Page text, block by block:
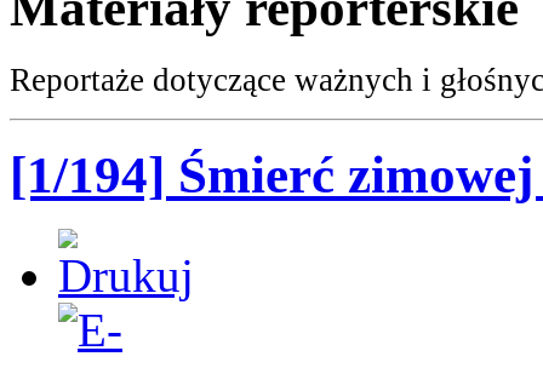
Reportaże dotyczące ważnych i
[1/194] Śmierć